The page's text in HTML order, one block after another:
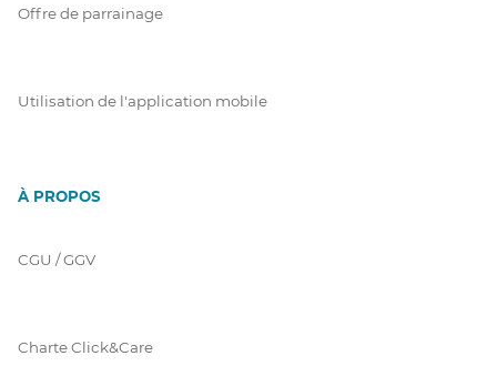
Offre de parrainage
Utilisation de l'application mobile
À PROPOS
CGU / GGV
Charte Click&Care